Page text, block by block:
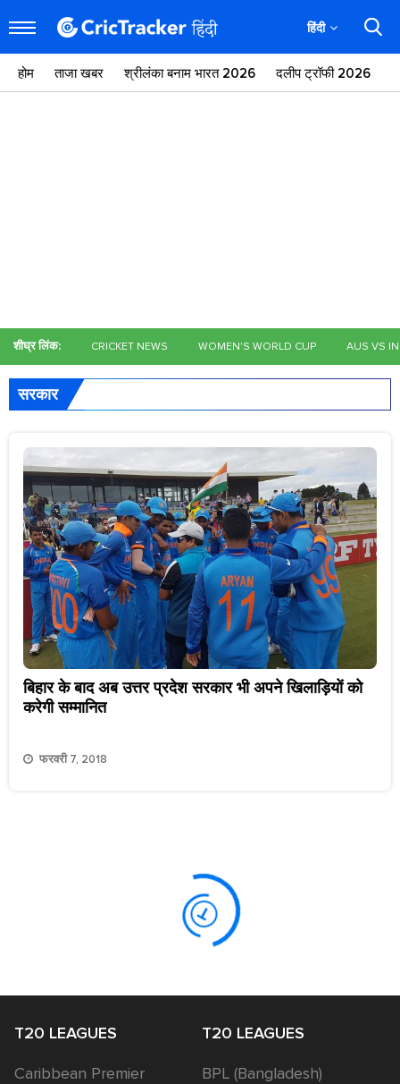
हिंदी
होम ताजा खबर श्रीलंका बनाम भारत 2026 दलीप ट्रॉफी 2026
शीघ्र लिंक: CRICKET NEWS WOMEN'S WORLD CUP AUS VS
सरकार
बिहार के बाद अब उत्तर प्रदेश सरकार भी अपने खिलाड़ियों को
करेगी सम्मानित
फरवरी 7, 2018
T20 LEAGUES
Caribbean Premier
T20 LEAGUES
BPL (Bangladesh)